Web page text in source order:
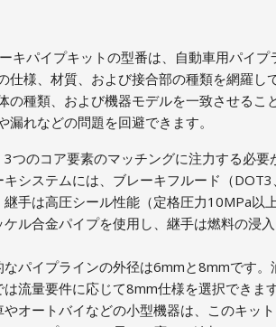
キパイプキットの型番は、自動車用パイ
仕様、材質、および接合部の種類を網羅
の種類、および機器モデルを一致させる
れなどの問題を回避できます。
つのコア要素のマッチングに注力する必要
システムには、ブレーキフルード（
手は高圧シール性能（定格圧力10MPa以
ル合金パイプを使用し、継手は燃料の浸
パイプラインの外径は6mmと8mmです
流量要件に応じて8mm仕様を選択できま
オートバイなどの小型機器は、このキッ